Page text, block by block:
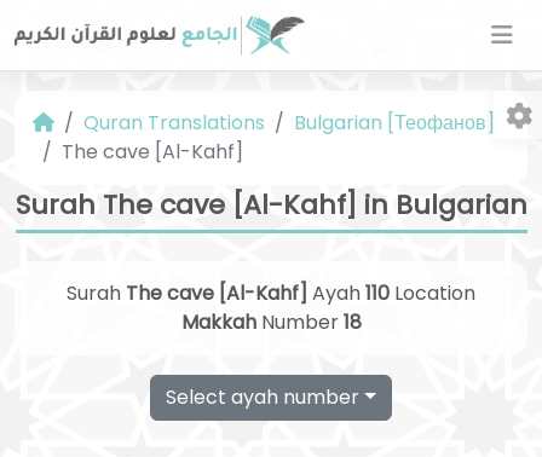
Quran Translations
Bulgarian [Теофанов]
The cave [Al-Kahf]
Surah The cave [Al-Kahf] in Bulgarian
Surah The cave [Al-Kahf] Ayah110 Location
MakkahNumber18
Select ayah number